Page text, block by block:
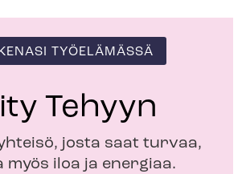
TYÖELÄMÄSSÄ
Tehyyn
josta saat turvaa,
myös iloa ja energiaa.